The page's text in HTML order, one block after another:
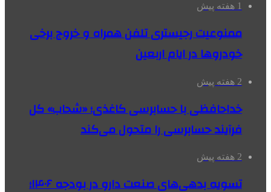
1 هفته پیش
ممنوعیت رجیستری تلفن همراه و خروج برخی
خودروها در ایام اربعین
2 هفته پیش
خداحافظی با حسابرسی کاغذی؛ «شحاب» کل
فرآیند حسابرسی را متحول می‌کند
2 هفته پیش
تسویه بدهی‌های صنعت دارو در بودجه ۱۴۰۶؛